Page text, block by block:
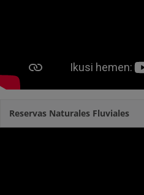
Reservas Naturales Fluviales